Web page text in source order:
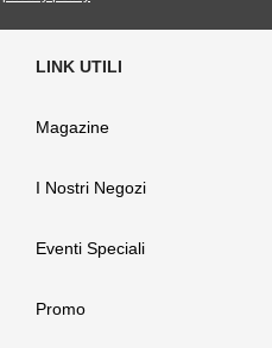
Magazine
I Nostri Negozi
Eventi Speciali
Promo